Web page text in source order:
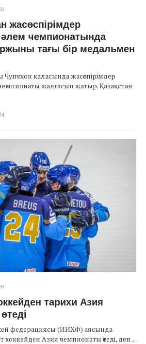
жасөспірімдер
чемпионатында
тағы бір медальмен
Чунчхон қаласында жасөспірімдер
жалғасып жатыр. Қазақстан
тарихи Азия
федерациясы (ИИХФ) аясында
хоккейден Азия чемпионаты өтеді, деп ...